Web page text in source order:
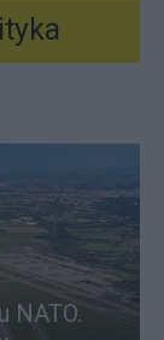
NATO.